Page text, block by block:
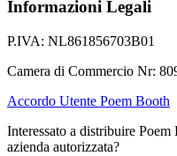
Informazioni Legali
P.IVA: NL861856703B01
Camera di Commercio Nr:
Accordo Utente Poem Booth
Interessato a distribuire
azienda autorizzata?